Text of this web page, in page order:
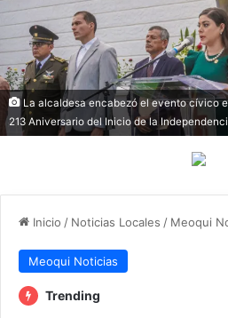
La alcaldesa encabezó el evento cívico
213 Aniversario del Inicio de la
Inicio / Noticias Locales / Meoqui
Meoqui Noticias
Trending